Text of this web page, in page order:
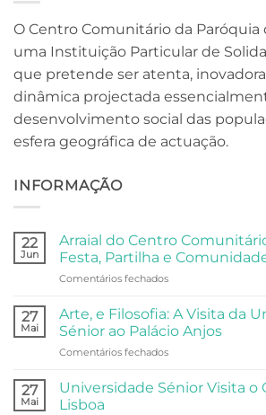
O Centro Comunitário da Paróquia
uma Instituição Particular de
que pretende ser atenta,
dinâmica projectada
desenvolvimento social das
esfera geográfica de actuação.
INFORMAÇÃO
22
Jun
Arraial do Centro
Festa, Partilha e
Comentários fechadosem
do
Centro
Comunitário:
Dois
de
27
Mai
Arte, e Filosofia: A Visita da
Sénior ao Palácio Anjos
Comentários fechadosem
e
27
Mai
Universidade Sénior Visita o
Lisboa